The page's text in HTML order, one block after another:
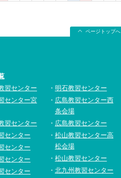
ページトップへ
習センター
センター宮
習センター
センター
センター
センター
センター
明石教習センター
広島教習センター西
条会場
広島教習センター
松山教習センター高
松会場
松山教習センター
北九州教習センター